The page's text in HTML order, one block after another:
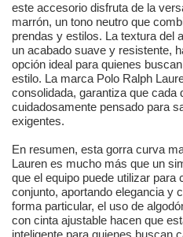
este accesorio disfruta de la
marrón, un tono neutro que
prendas y estilos. La textura del
un acabado suave y resistente,
opción ideal para quienes
estilo. La marca Polo Ralph
consolidada, garantiza que cada
cuidadosamente pensado para
exigentes.
En resumen, esta gorra curva
Lauren es mucho más que un
que el equipo puede utilizar para
conjunto, aportando elegancia y
forma particular, el uso de
con cinta ajustable hacen que